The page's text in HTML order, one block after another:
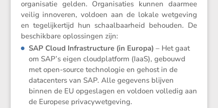
organi­satie gelden. Organi­sa­ties kunnen daarmee
veilig innoveren, voldoen aan de lokale wetge­ving
en tegelij­ker­tijd hun schaal­baar­heid behouden. De
beschik­bare oplos­singen zijn:
SAP Cloud Infra­struc­ture (in Europa) – Het gaat
om SAP’s eigen cloud­plat­form (IaaS), gebouwd
met open-source techno­logie en gehost in de
datacen­ters van SAP. Alle gegevens blijven
binnen de EU opgeslagen en voldoen volledig aan
de Europese privacywetgeving.